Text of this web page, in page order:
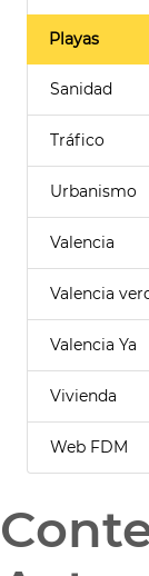
Playas
Sanidad
Tráfico
Urbanismo
Valencia
Valencia
Valencia Ya
Vivienda
Web FDM